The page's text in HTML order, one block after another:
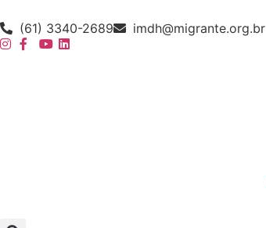
(61) 3340-2689 imdh@migrante.org.br